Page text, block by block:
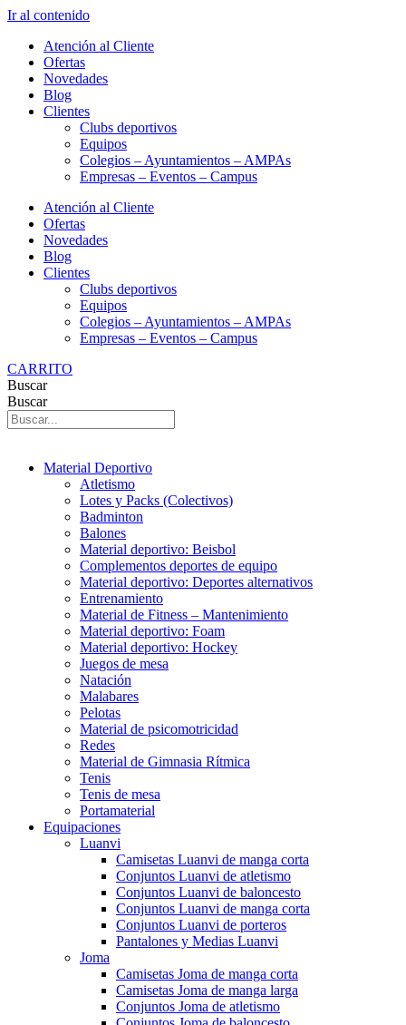
Ir al contenido
Atención al Cliente
Ofertas
Novedades
Blog
Clientes
Clubs deportivos
Equipos
Colegios – Ayuntamientos – AMPAs
Empresas – Eventos – Campus
Atención al Cliente
Ofertas
Novedades
Blog
Clientes
Clubs deportivos
Equipos
Colegios – Ayuntamientos – AMPAs
Empresas – Eventos – Campus
CARRITO
Buscar
Buscar
Material Deportivo
Atletismo
Lotes y Packs (Colectivos)
Badminton
Balones
Material deportivo: Beisbol
Complementos deportes de equipo
Material deportivo: Deportes alternativos
Entrenamiento
Material de Fitness – Mantenimiento
Material deportivo: Foam
Material deportivo: Hockey
Juegos de mesa
Natación
Malabares
Pelotas
Material de psicomotricidad
Redes
Material de Gimnasia Rítmica
Tenis
Tenis de mesa
Portamaterial
Equipaciones
Luanvi
Camisetas Luanvi de manga corta
Conjuntos Luanvi de atletismo
Conjuntos Luanvi de baloncesto
Conjuntos Luanvi de manga corta
Conjuntos Luanvi de porteros
Pantalones y Medias Luanvi
Joma
Camisetas Joma de manga corta
Camisetas Joma de manga larga
Conjuntos Joma de atletismo